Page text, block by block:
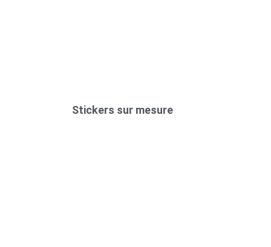
Stickers sur mesure